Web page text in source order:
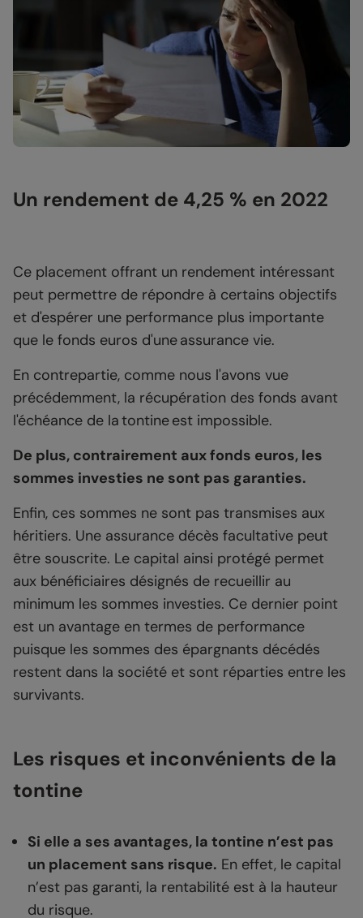
Un rendement de 4,25 % en 2022
Ce placement offrant un rendement intéressant
peut permettre de répondre à certains objectifs
et d'espérer une performance plus importante
que le fonds euros d'une assurance vie.
En contrepartie, comme nous l'avons vue
précédemment, la récupération des fonds avant
l'échéance de la tontine est impossible.
De plus, contrairement aux fonds euros, les
sommes investies ne sont pas garanties.
Enfin, ces sommes ne sont pas transmises aux
héritiers. Une assurance décès facultative peut
être souscrite. Le capital ainsi protégé permet
aux bénéficiaires désignés de recueillir au
minimum les sommes investies. Ce dernier point
est un avantage en termes de performance
puisque les sommes des épargnants décédés
restent dans la société et sont réparties entre les
survivants.
Les risques et inconvénients de la
tontine
Si elle a ses avantages, la tontine n’est pas
un placement sans risque. En effet, le capital
n’est pas garanti, la rentabilité est à la hauteur
du risque.